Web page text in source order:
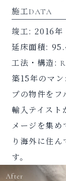
施工DATA
竣工: 2016年
延床面積:
工法・構造:
築15年のマ
プの物件をフ
輸入テイスト
メージを集
り海外に住
す。
After